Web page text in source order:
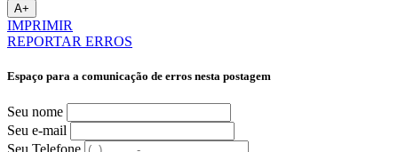
A+
IMPRIMIR
REPORTAR ERROS
Espaço para a comunicação de erros nesta postagem
Seu nome
Seu e-mail
Seu Telefone